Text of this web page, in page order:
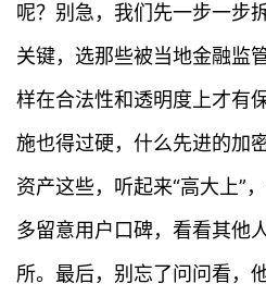
呢？别急，我们先一步一步
关键，选那些被当地金融监
样在合法性和透明度上才有
施也得过硬，什么先进的加
资产这些，听起来“高大上”
多留意用户口碑，看看其他
所。最后，别忘了问问看，